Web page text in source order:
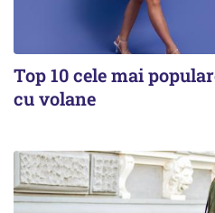
Top 10 cele mai
cu volane